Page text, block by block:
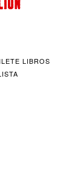
LIBROS